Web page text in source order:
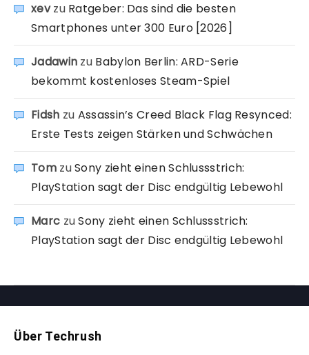
xevzu Ratgeber: Das sind die besten
Smartphones unter 300 Euro [2026]
Jadawin zu Babylon Berlin: ARD-Serie
bekommt kostenloses Steam-Spiel
Fidsh zu Assassin’s Creed Black Flag Resynced:
Erste Tests zeigen Stärken und Schwächen
TomzuSony zieht einen Schlussstrich:
PlayStation sagt der Disc endgültig Lebewohl
Marc zuSony zieht einen Schlussstrich:
PlayStation sagt der Disc endgültig Lebewohl
Über Techrush